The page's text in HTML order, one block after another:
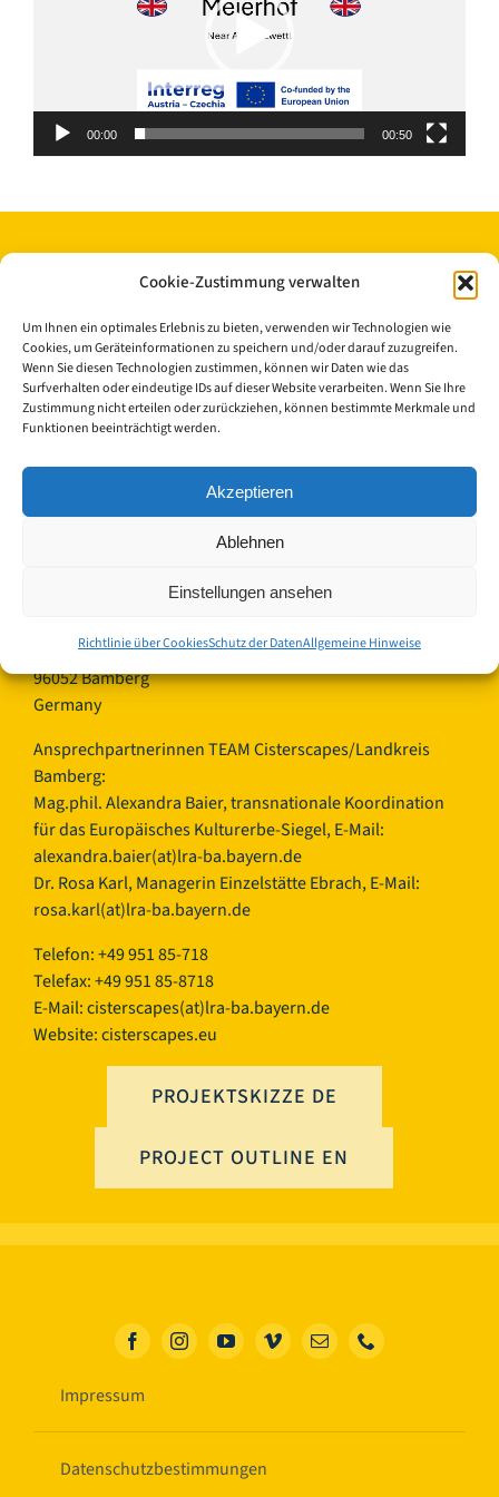
Cookie-Zustimmung verwalten
Um Ihnen ein optimales Erlebnis zu bieten, verwenden wir Technologien wie
Cookies, um Geräteinformationen zu speichern und/oder darauf zuzugreifen.
Wenn Sie diesen Technologien zustimmen, können wir Daten wie das
Surfverhalten oder eindeutige IDs auf dieser Website verarbeiten. Wenn Sie Ihre
Zustimmung nicht erteilen oder zurückziehen, können bestimmte Merkmale und
Funktionen beeinträchtigt werden.
Akzeptieren
Ablehnen
Einstellungen ansehen
Richtlinie über CookiesSchutz der DatenAllgemeine Hinweise
00:00 00:50
© Copyright 2023 - 2026 | Cisterscapes
und alle Angaben ohne Gewähr.
Landkreis Bamberg
Ludwigstraße 23
96052 Bamberg
Germany
Ansprechpartnerinnen TEAM Cisterscapes/Landkreis
Bamberg:
Mag.phil. Alexandra Baier, transnationale Koordination
für das Europäisches Kulturerbe-Siegel, E-Mail:
alexandra.baier(at)lra-ba.bayern.de
Dr. Rosa Karl, Managerin Einzelstätte Ebrach, E-Mail:
rosa.karl(at)lra-ba.bayern.de
Telefon: +49 951 85-718
Telefax: +49 951 85-8718
E-Mail:cisterscapes(at)lra-ba.bayern.de
Website: cisterscapes.eu
PROJEKTSKIZZE DE
PROJECT OUTLINE EN
Impressum
Datenschutzbestimmungen